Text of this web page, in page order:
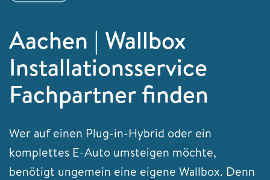
Aachen | Wallbox
Installationsservice
Fachpartner finden
Wer auf einen Plug-in-Hybrid oder ein
komplettes E-Auto umsteigen möchte,
benötigt ungemein eine eigene Wallbox. Denn